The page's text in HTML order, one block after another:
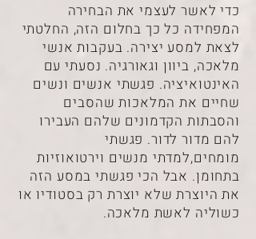
כדי לאשר לעצמי את הבחירה
המפחידה כל כך בחלום הזה, החלטתי
לצאת למסע יצירה. בעקבות אנשי
מלאכה, ביוון וגאורגיה. נסעתי עם
האינטואיציה. פגשתי אנשים ונשים
שחיים את המלאכות שהסבים
והסבתות הקדמונים שלהם העבירו
להם מדור לדור. פגשתי
מומחים,למדתי מנשים וירטואוזיות
בתחומן. אבל הכי פגשתי במסע הזה
את היוצרת שלא יוצרת רק בסטודיו או
כשוליה לאשת מלאכה.